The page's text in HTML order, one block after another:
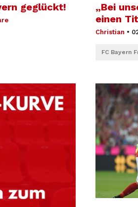
geglückt!
„Bei
einen
Christian •
FC Bayern